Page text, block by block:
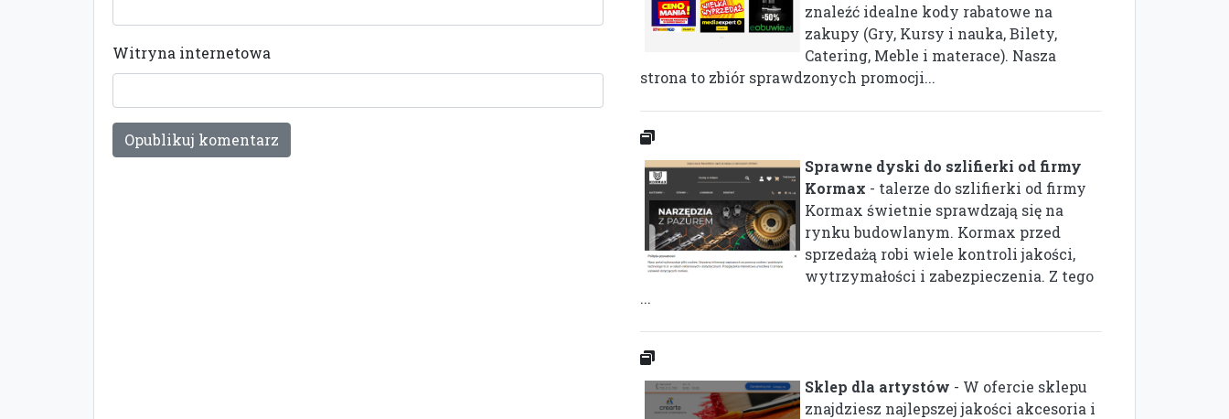
Witryna internetowa
znaleźć idealne kody rabatowe na
zakupy (Gry, Kursy i nauka, Bilety,
Catering, Meble i materace). Nasza
strona to zbiór sprawdzonych promocji...
Sprawne dyski do szlifierki od firmy
Kormax - talerze do szlifierki od firmy
Kormax świetnie sprawdzają się na
rynku budowlanym. Kormax przed
sprzedażą robi wiele kontroli jakości,
wytrzymałości i zabezpieczenia. Z tego
...
Sklep dla artystów - W ofercie sklepu
znajdziesz najlepszej jakości akcesoria i